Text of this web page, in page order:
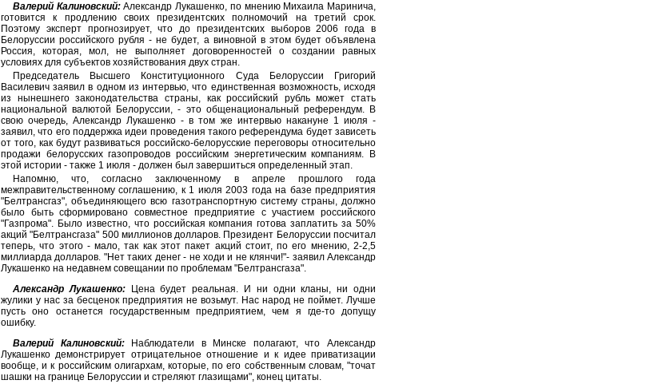
Валерий Калиновский:Александр Лукашенко, по мнению Михаила Маринича,
готовится к продлению своих президентских полномочий на третий срок.
Поэтому эксперт прогнозирует, что до президентских выборов 2006 года в
Белоруссии российского рубля - не будет, а виновной в этом будет объявлена
Россия, которая, мол, не выполняет договоренностей о создании равных
условиях для субъектов хозяйствования двух стран.
Председатель Высшего Конституционного Суда Белоруссии Григорий
Василевич заявил в одном из интервью, что единственная возможность, исходя
из нынешнего законодательства страны, как российский рубль может стать
национальной валютой Белоруссии, - это общенациональный референдум. В
свою очередь, Александр Лукашенко - в том же интервью накануне 1 июля -
заявил, что его поддержка идеи проведения такого референдума будет зависеть
от того, как будут развиваться российско-белорусские переговоры относительно
продажи белорусских газопроводов российским энергетическим компаниям. В
этой истории - также 1 июля - должен был завершиться определенный этап.
Напомню, что, согласно заключенному в апреле прошлого года
межправительственному соглашению, к 1 июля 2003 года на базе предприятия
"Белтрансгаз", объединяющего всю газотранспортную систему страны, должно
было быть сформировано совместное предприятие с участием российского
"Газпрома". Было известно, что российская компания готова заплатить за 50%
акций "Белтрансгаза" 500 миллионов долларов. Президент Белоруссии посчитал
теперь, что этого - мало, так как этот пакет акций стоит, по его мнению, 2-2,5
миллиарда долларов. "Нет таких денег - не ходи и не клянчи!"- заявил Александр
Лукашенко на недавнем совещании по проблемам "Белтрансгаза".
Александр Лукашенко:
Цена будет реальная. И ни одни кланы, ни одни
жулики у нас за бесценок предприятия не возьмут. Нас народ не поймет. Лучше
пусть оно останется государственным предприятием, чем я где-то допущу
ошибку.
Валерий Калиновский:Наблюдатели в Минске полагают, что Александр
Лукашенко демонстрирует отрицательное отношение и к идее приватизации
вообще, и к российским олигархам, которые, по его собственным словам, "точат
шашки на границе Белоруссии и стреляют глазищами", конец цитаты.